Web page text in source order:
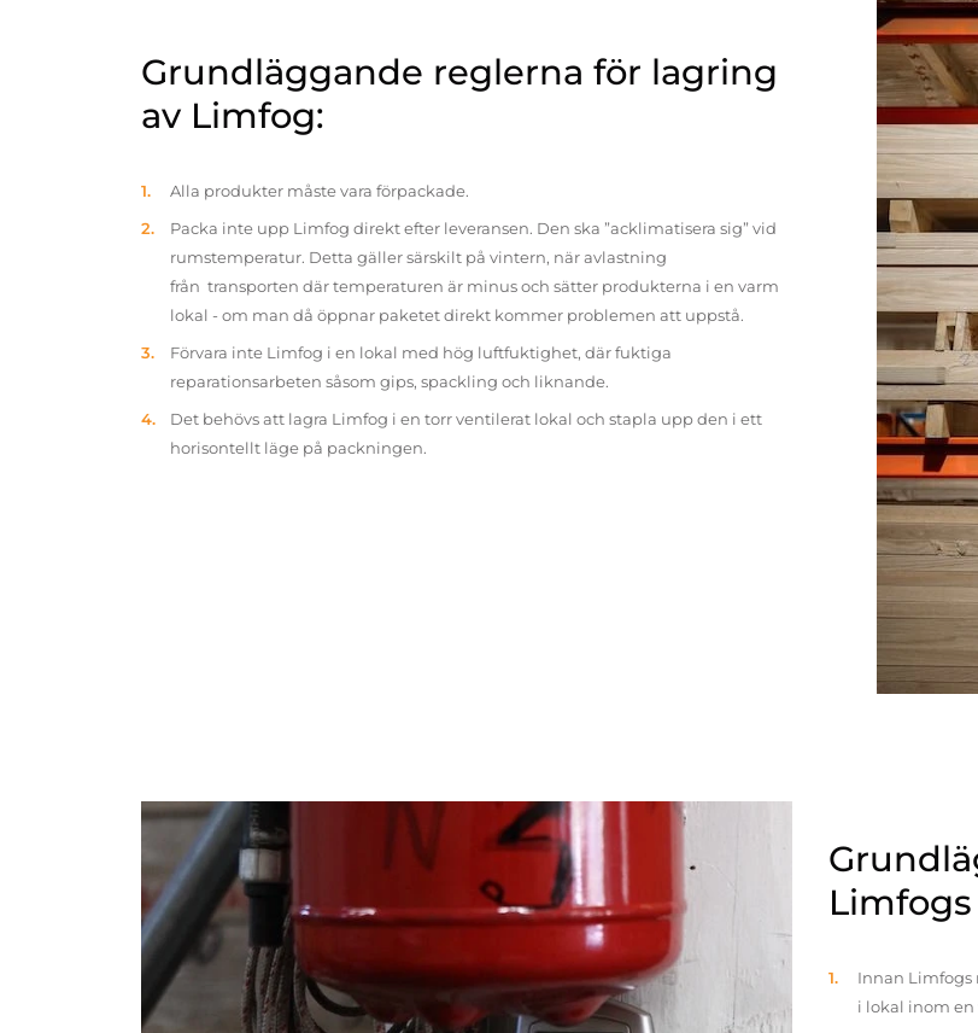
Grundläggande reglerna för lagring
av Limfog:
Alla produkter måste vara förpackade.
Packa inte upp Limfog direkt efter leveransen. Den ska ”acklimatisera sig” vid
rumstemperatur. Detta gäller särskilt på vintern, när avlastning
från transporten där temperaturen är minus och sätter produkterna i en varm
lokal - om man då öppnar paketet direkt kommer problemen att uppstå.
Förvara inte Limfog i en lokal med hög luftfuktighet, där fuktiga
reparationsarbeten såsom gips, spackling och liknande.
Det behövs att lagra Limfog i en torr ventilerat lokal och stapla upp den i ett
horisontellt läge på packningen.
Innan Limfogs
i lokal inom en